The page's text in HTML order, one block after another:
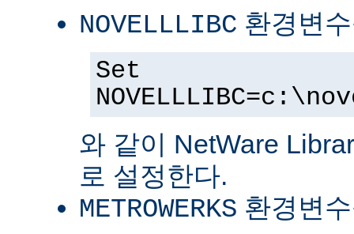
NOVELLLIBC 환경변
Set
와 같이 NetWare
로 설정한다.
METROWERKS 환경변